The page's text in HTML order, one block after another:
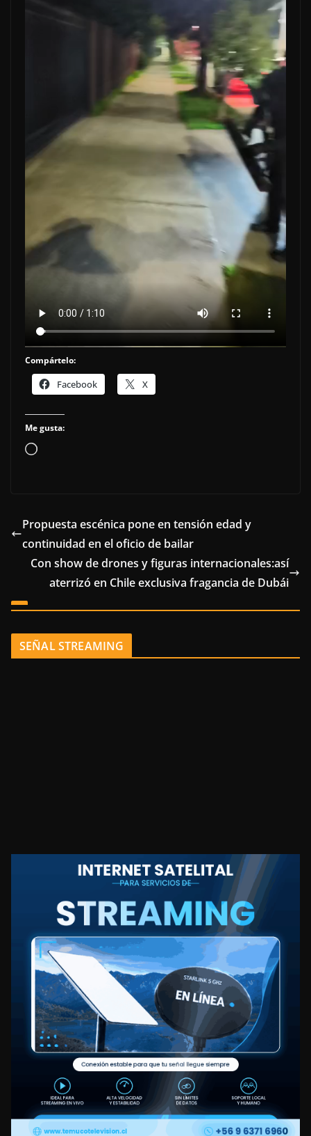
Compártelo:
Facebook X
Me gusta:
Cargando...
Propuesta escénica pone en tensión edad y
continuidad en el oficio de bailar
Con show de drones y figuras internacionales:así
aterrizó en Chile exclusiva fragancia de Dubái
SEÑAL STREAMING